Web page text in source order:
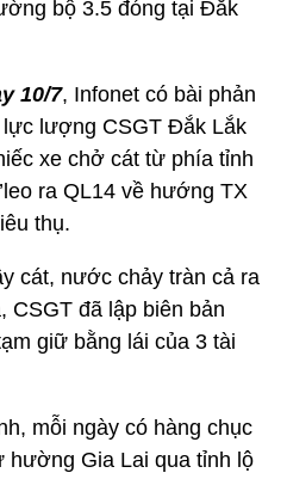
bộ 3.5 đóng tại Đắk
10/7, Infonet có bài phản
lượng CSGT Đắk Lắk
xe chở cát từ phía tỉnh
ra QL14 về hướng TX
thụ.
cát, nước chảy tràn cả ra
CSGT đã lập biên bản
giữ bằng lái của 3 tài
mỗi ngày có hàng chục
hường Gia Lai qua tỉnh lộ